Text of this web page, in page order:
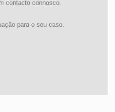
contacto connosco.
para o seu caso.